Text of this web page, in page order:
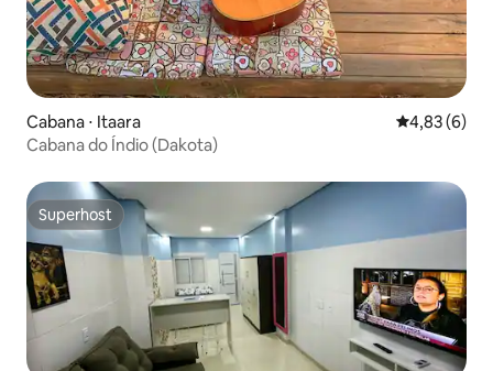
Cabana ⋅ Itaara 4,83 de uma
4,83 (6)
Cabana do Índio (Dakota)
Superhost
Superhost